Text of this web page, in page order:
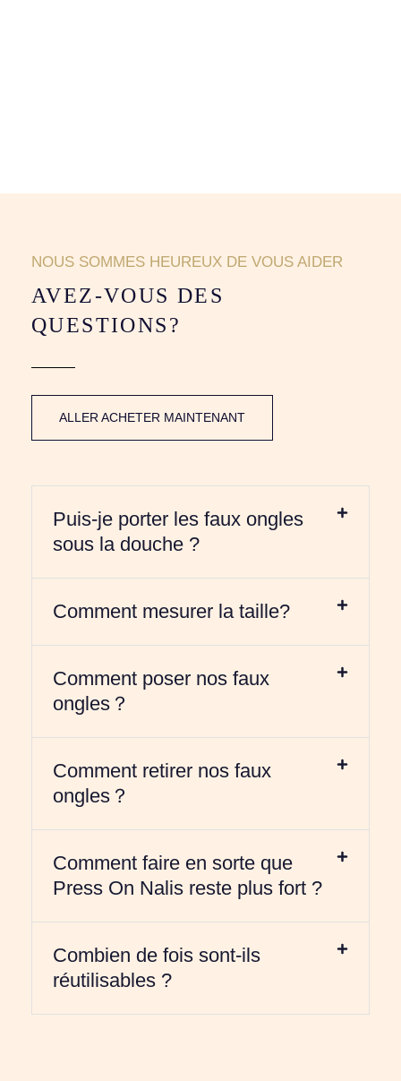
NOUS SOMMES HEUREUX DE VOUS AIDER
AVEZ-VOUS DES
QUESTIONS?
ALLER ACHETER MAINTENANT
Puis-je porter les faux ongles
sous la douche ?
Comment mesurer la taille?
Comment poser nos faux
ongles？
Comment retirer nos faux
ongles？
Comment faire en sorte que
Press On Nalis reste plus fort ?
Combien de fois sont-ils
réutilisables ?